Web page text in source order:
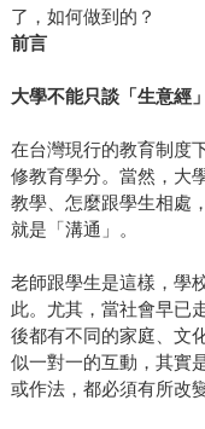
了，如何做到的？
前言
大學不能只談「生意經」
在台灣現行的教育制度
修教育學分。當然，大
教學、怎麼跟學生相處
就是「溝通」。
老師跟學生是這樣，學
此。尤其，當社會早已
後都有不同的家庭、文
似一對一的互動，其實
或作法，都必須有所改變